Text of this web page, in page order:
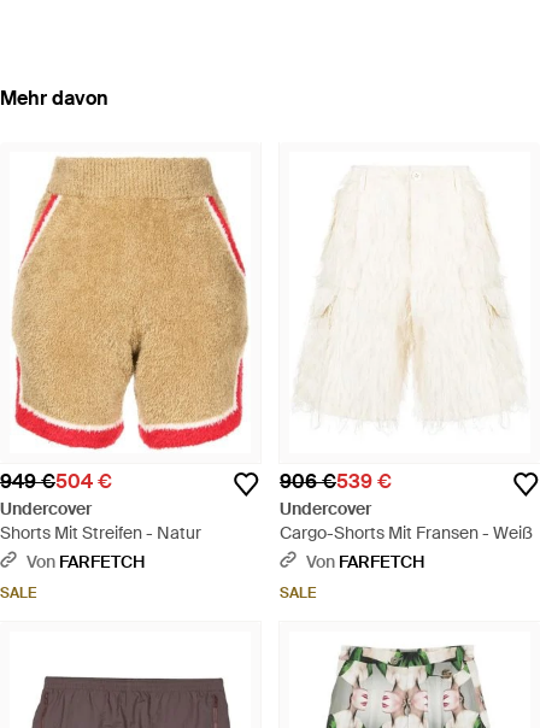
Mehr davon
949 €504 €
Undercover
Shorts Mit Streifen - Natur
Von FARFETCH
SALE
906 €539 €
Undercover
Cargo-Shorts Mit Fransen - Weiß
Von FARFETCH
SALE